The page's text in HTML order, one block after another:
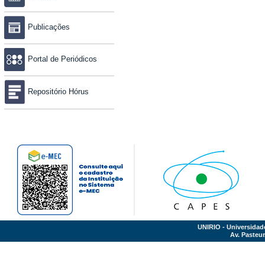
Publicações
Portal de Periódicos
Repositório Hórus
UNIRIO -
Av.